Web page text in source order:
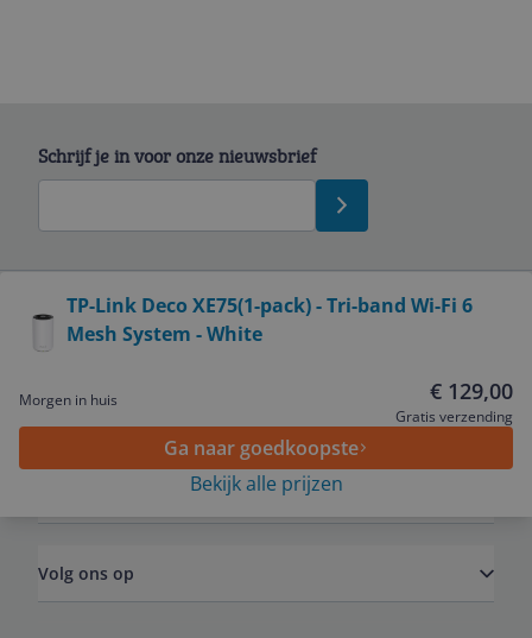
TP-Link Deco XE75(1-pack) - Tri-band Wi-Fi 6
Mesh System - White
Morgen in huis € 129,00
Gratis verzending
Ga naar goedkoopste
Bekijk alle prijzen
Schrijf je in voor onze nieuwsbrief
Service
Algemeen
Volg ons op